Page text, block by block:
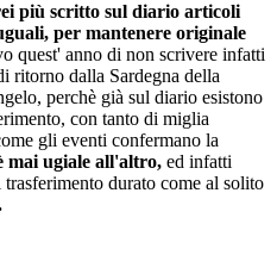
più scritto sul diario articoli
per mantenere originale
quest' anno di non scrivere infatti
ritorno dalla Sardegna della
perchè già sul diario esistono
con tanto di miglia
gli eventi confermano la
mai ugiale all'altro, ed infatti
durato come al solito